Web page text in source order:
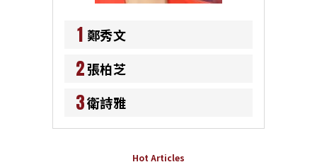
1 鄭秀文
2張柏芝
3衛詩雅
Hot Articles